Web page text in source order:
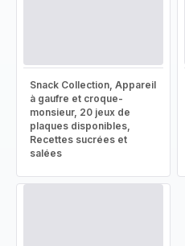
Snack Collection, Appareil
à gaufre et croque-
monsieur, 20 jeux de
plaques disponibles,
Recettes sucrées et
salées